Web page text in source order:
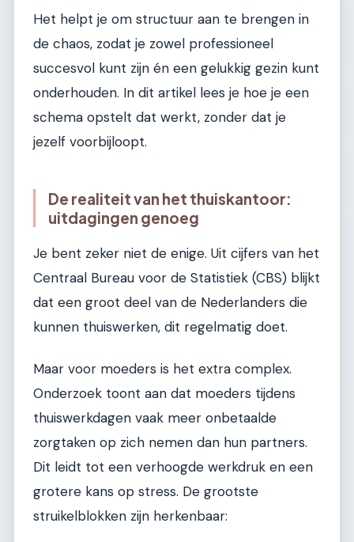
Het helpt je om structuur aan te brengen in
de chaos, zodat je zowel professioneel
succesvol kunt zijn én een gelukkig gezin kunt
onderhouden. In dit artikel lees je hoe je een
schema opstelt dat werkt, zonder dat je
jezelf voorbijloopt.
De realiteit van het thuiskantoor:
uitdagingen genoeg
Je bent zeker niet de enige. Uit cijfers van het
Centraal Bureau voor de Statistiek (CBS) blijkt
dat een groot deel van de Nederlanders die
kunnen thuiswerken, dit regelmatig doet.
Maar voor moeders is het extra complex.
Onderzoek toont aan dat moeders tijdens
thuiswerkdagen vaak meer onbetaalde
zorgtaken op zich nemen dan hun partners.
Dit leidt tot een verhoogde werkdruk en een
grotere kans op stress. De grootste
struikelblokken zijn herkenbaar: